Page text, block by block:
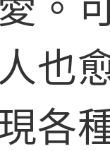
。
也
各